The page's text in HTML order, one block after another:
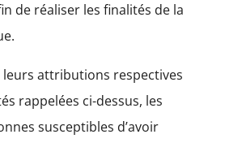
de réaliser les finalités de la
leurs attributions respectives
rappelées ci-dessus, les
susceptibles d’avoir